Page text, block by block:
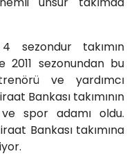
sezondur takımın
2011 sezonundan bu
ve yardımcı
Bankası takımının
spor adamı oldu.
Bankası takımına